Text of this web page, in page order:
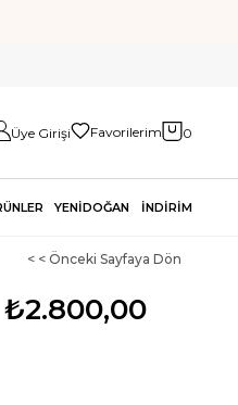
Üye Girişi Favorilerim 0
YENİDOĞAN İNDİRİM
< < Önceki Sayfaya Dön
₺2.800,00